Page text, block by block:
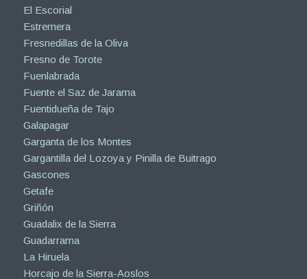
El Escorial
Estremera
Fresnedillas de la Oliva
Fresno de Torote
Fuenlabrada
Fuente el Saz de Jarama
Fuentidueña de Tajo
Galapagar
Garganta de los Montes
Gargantilla del Lozoya y Pinilla de Buitrago
Gascones
Getafe
Griñón
Guadalix de la Sierra
Guadarrama
La Hiruela
Horcajo de la Sierra-Aoslos